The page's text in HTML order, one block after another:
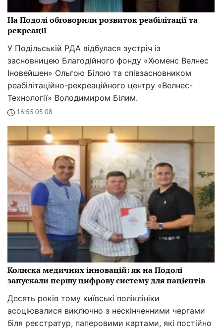
На Подолі обговорили розвиток реабілітації та
рекреації
У Подільській РДА відбулася зустріч із
засновницею Благодійного фонду «Хюменс Велнес
Іновейшен» Ольгою Білою та співзасновником
реабілітаційно-рекреаційного центру «Велнес-
Технології» Володимиром Білим.
16:55 05.08
Колиска медичних інновацій: як на Подолі
запускали першу цифрову систему для пацієнтів
Десять років тому київські поліклініки
асоціювалися виключно з нескінченними чергами
біля реєстратур, паперовими картами, які постійно